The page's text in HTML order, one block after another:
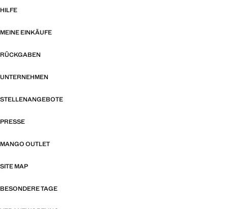
HILFE
MEINE EINKÄUFE
RÜCKGABEN
UNTERNEHMEN
STELLENANGEBOTE
PRESSE
MANGO OUTLET
SITE MAP
BESONDERE TAGE